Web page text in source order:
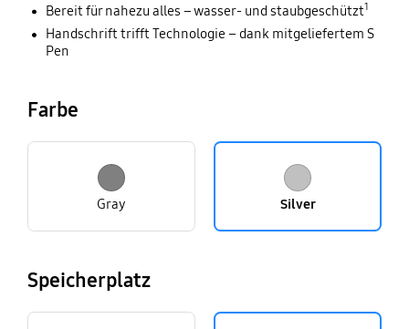
Bereit für nahezu alles – wasser- und staubgeschützt1
Handschrift trifft Technologie – dank mitgeliefertem S
Pen
Farbe
Gray Silver
Speicherplatz